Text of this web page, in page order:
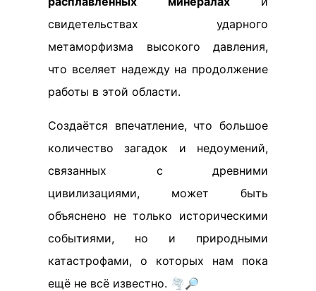
свидетельствах ударного
метаморфизма высокого давления,
что вселяет надежду на продолжение
работы в этой области.
Создаётся впечатление, что большое
количество загадок и недоумений,
связанных с древними
цивилизациями, может быть
объяснено не только историческими
событиями, но и природными
катастрофами, о которых нам пока
ещё не всё известно. 🌪️🔎